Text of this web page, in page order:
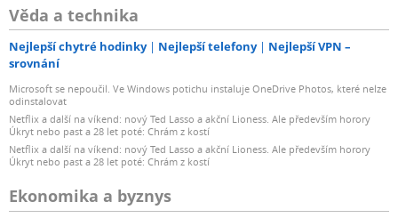
Věda a technika
Nejlepší chytré hodinky Nejlepší telefony
Nejlepší VPN –
srovnání
Microsoft se nepoučil. Ve Windows potichu instaluje OneDrive Photos, které nelze
odinstalovat
Netflix a další na víkend: nový Ted Lasso a akční Lioness. Ale především horory
Úkryt nebo past a 28 let poté: Chrám z kostí
Netflix a další na víkend: nový Ted Lasso a akční Lioness. Ale především horory
Úkryt nebo past a 28 let poté: Chrám z kostí
Ekonomika a byznys